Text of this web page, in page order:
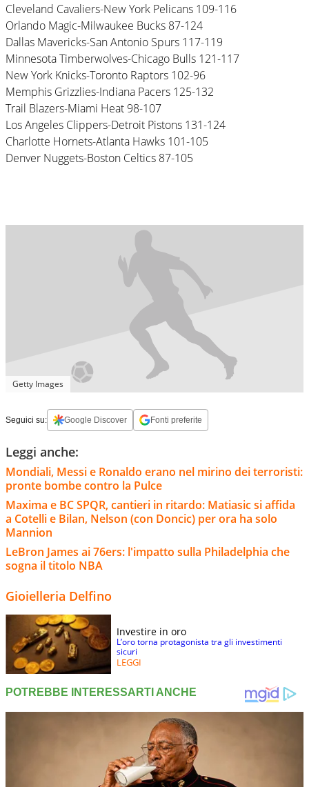
Cleveland Cavaliers-New York Pelicans 109-116
Orlando Magic-Milwaukee Bucks 87-124
Dallas Mavericks-San Antonio Spurs 117-119
Minnesota Timberwolves-Chicago Bulls 121-117
New York Knicks-Toronto Raptors 102-96
Memphis Grizzlies-Indiana Pacers 125-132
Trail Blazers-Miami Heat 98-107
Los Angeles Clippers-Detroit Pistons 131-124
Charlotte Hornets-Atlanta Hawks 101-105
Denver Nuggets-Boston Celtics 87-105
Getty Images
Seguici su: Google Discover Fonti preferite
Leggi anche:
Mondiali, Messi e Ronaldo erano nel mirino dei terroristi:
pronte bombe contro la Pulce
Maxima e BC SPQR, cantieri in ritardo: Matiasic si affida
a Cotelli e Bilan, Nelson (con Doncic) per ora ha solo
Mannion
LeBron James ai 76ers: l'impatto sulla Philadelphia che
sogna il titolo NBA
Gioielleria Delfino
Investire in oro
L’oro torna protagonista tra gli investimenti
sicuri
LEGGI